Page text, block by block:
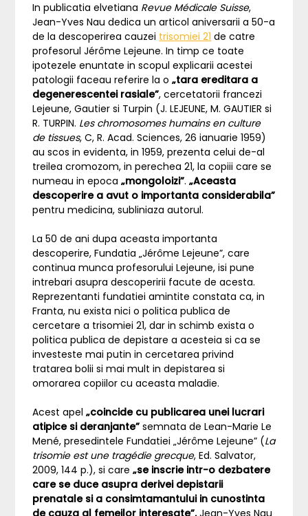
In publicatia elvetiana Revue Médicale Suisse,
Jean-Yves Nau dedica un articol aniversarii a 50-a
de la descoperirea cauzei trisomiei 21 de catre
profesorul Jérôme Lejeune. In timp ce toate
ipotezele enuntate in scopul explicarii acestei
patologii faceau referire la o„tara ereditara a
degenerescentei rasiale”, cercetatorii francezi
Lejeune, Gautier si Turpin (J. LEJEUNE, M. GAUTIER si
R. TURPIN. Les chromosomes humains en culture
de tissues, C, R. Acad. Sciences, 26 ianuarie 1959)
au scos in evidenta, in 1959, prezenta celui de-al
treilea cromozom, in perechea 21, la copiii care se
numeau in epoca„mongoloizi”.„Aceasta
descoperire a avut o importanta considerabila”
pentru medicina, subliniaza autorul.
La 50 de ani dupa aceasta importanta
descoperire, Fundatia „Jérôme Lejeune”, care
continua munca profesorului Lejeune, isi pune
intrebari asupra descoperirii facute de acesta.
Reprezentanti fundatiei amintite constata ca, in
Franta, nu exista nici o politica publica de
cercetare a trisomiei 21, dar in schimb exista o
politica publica de depistare a acesteia si ca se
investeste mai putin in cercetarea privind
tratarea bolii si mai mult in depistarea si
omorarea copiilor cu aceasta maladie.
Acest apel „coincide cu publicarea unei lucrari
atipice si deranjante” semnata de Lean-Marie Le
Mené, presedintele Fundatiei „Jérôme Lejeune” (La
trisomie est une tragédie grecque, Ed. Salvator,
2009, 144 p.), si care„se inscrie intr-o dezbatere
care se duce asupra derivei depistarii
prenatale si a consimtamantului in cunostinta
de cauza al femeilor interesate”.Jean-Yves Nau